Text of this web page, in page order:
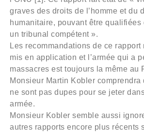
graves des droits de l’homme et du
humanitaire, pouvant être qualifiées
un tribunal compétent ».
Les recommandations de ce rapport
mis en application et l’armée qui a
massacres est toujours la même au
Monsieur Martin Kobler
ne sont pas dupes pour se jeter
armée.
Monsieur Kobler semble aussi
autres rapports encore plus récents